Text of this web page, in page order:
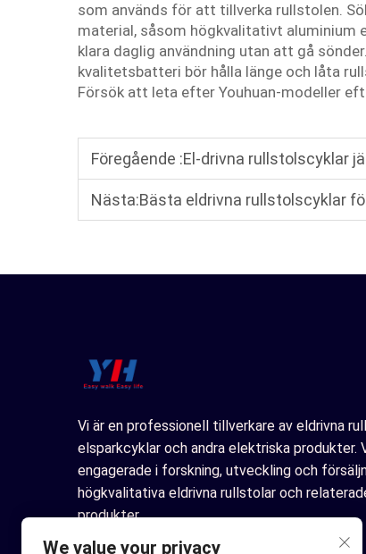
som används för att tillverka rullstolen.
material, såsom högkvalitativt aluminium
klara daglig användning utan att gå
kvalitetsbatteri bör hålla länge och låta
Försök att leta efter Youhuan-modeller
Föregående :El-drivna rullstolscyklar jämfört med
Nästa:Bästa eldrivna rullstolscyklar för
Vi är en professionell tillverkare av eldrivna
elsparkcyklar och andra elektriska produkter.
engagerade i forskning, utveckling och
högkvalitativa eldrivna rullstolar och
produkter.
We value your privacy